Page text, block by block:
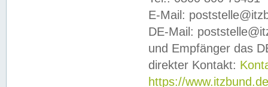
E-Mail:
DE-Mail:
und Empfänger das
direkter Kontakt:
https://